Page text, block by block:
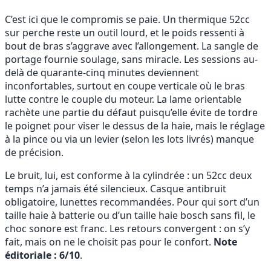
C’est ici que le compromis se paie. Un thermique 52cc
sur perche reste un outil lourd, et le poids ressenti à
bout de bras s’aggrave avec l’allongement. La sangle de
portage fournie soulage, sans miracle. Les sessions au-
delà de quarante-cinq minutes deviennent
inconfortables, surtout en coupe verticale où le bras
lutte contre le couple du moteur. La lame orientable
rachète une partie du défaut puisqu’elle évite de tordre
le poignet pour viser le dessus de la haie, mais le réglage
à la pince ou via un levier (selon les lots livrés) manque
de précision.
Le bruit, lui, est conforme à la cylindrée : un 52cc deux
temps n’a jamais été silencieux. Casque antibruit
obligatoire, lunettes recommandées. Pour qui sort d’un
taille haie à batterie ou d’un taille haie bosch sans fil, le
choc sonore est franc. Les retours convergent : on s’y
fait, mais on ne le choisit pas pour le confort. Note
éditoriale : 6/10.